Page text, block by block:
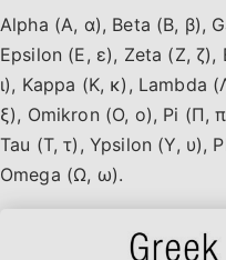
Alpha (Α, α), Beta (Β, β),
Epsilon (Ε, ε), Zeta (Ζ, ζ),
ι), Kappa (Κ, κ), Lambda
ξ), Omikron (Ο, ο), Pi (Π,
Tau (Τ, τ), Ypsilon (Υ, υ),
Omega (Ω, ω).